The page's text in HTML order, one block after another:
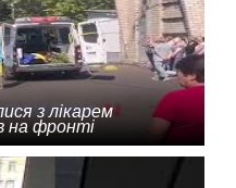
з лікарем
на фронті